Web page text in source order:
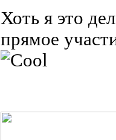
Хоть я это
прямое